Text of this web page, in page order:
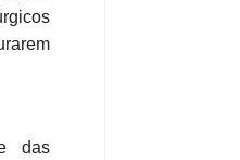
das